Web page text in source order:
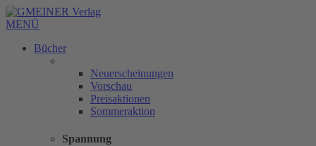
MENÜ
Bücher
Neuerscheinungen
Vorschau
Preisaktionen
Sommeraktion
Spannung